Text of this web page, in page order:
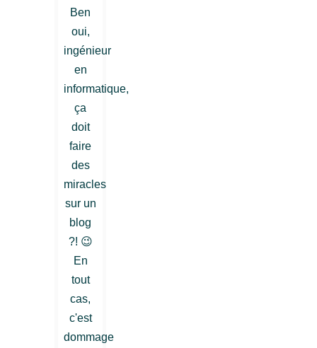
Ben
oui,
ingénieur
en
informatique,
ça
doit
faire
des
miracles
sur un
blog
?! 😉
En
tout
cas,
c'est
dommage